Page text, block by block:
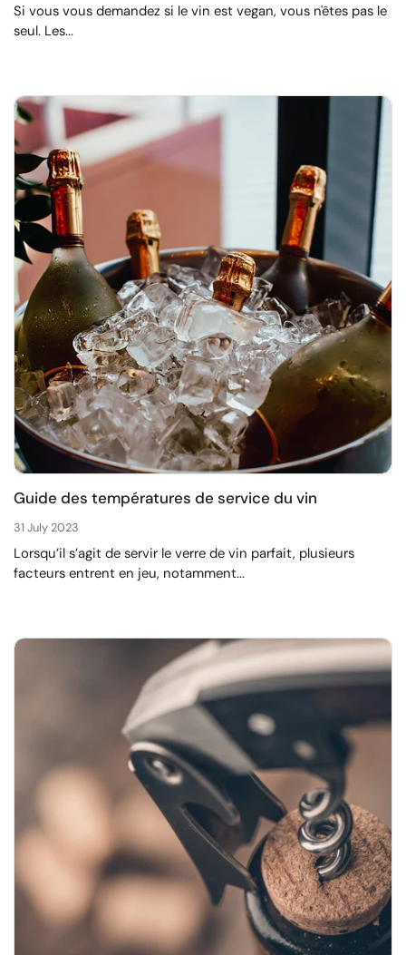
Si vous vous demandez si le vin est vegan, vous n'êtes pas le
seul. Les...
Guide des températures de service du vin
31 July 2023
Lorsqu’il s’agit de servir le verre de vin parfait, plusieurs
facteurs entrent en jeu, notamment...